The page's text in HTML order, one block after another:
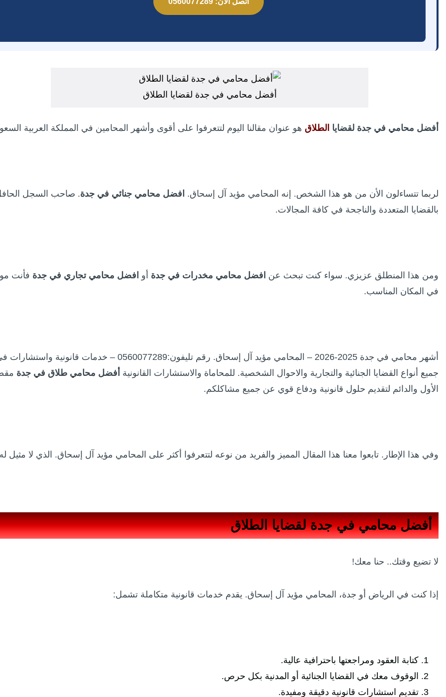
أفضل محامي في جدة لقضايا الطلاق
أفضل محامي في جدة لقضايا الطلاق هو عنوان مقالنا اليوم لتتعرفوا على أقوى وأشهر المحامين في المملكة العربية
لربما تتساءلون الأن من هو هذا الشخص. إنه المحامي مؤيد آل إسحاق. افضل محامي جنائي في جدة. صاحب السجل
بالقضايا المتعددة والناجحة في كافة المجالات.
ومن هذا المنطلق عزيزي. سواء كنت تبحث عن افضل محامي مخدرات في جدة أو افضل محامي تجاري في جدة فأنت
في المكان المناسب.
أشهر محامي في جدة 2025-2026 – المحامي مؤيد آل إسحاق. رقم تليفون:0560077289 – خدمات قانونية
جميع أنواع القضايا الجنائية والتجارية والاحوال الشخصية. للمحاماة والاستشارات القانونية أفضل محامي طلاق في جدة
الأول والدائم لتقديم حلول قانونية ودفاع قوي عن جميع مشاكلكم.
وفي هذا الإطار. تابعوا معنا هذا المقال المميز والفريد من نوعه لتتعرفوا أكثر على المحامي مؤيد آل إسحاق. الذي لا مثيل
أفضل محامي في جدة لقضايا الطلاق
لا تضيع وقتك.. حنا معك!
إذا كنت في الرياض أو جدة، المحامي مؤيد آل إسحاق. يقدم خدمات قانونية متكاملة تشمل:
كتابة العقود ومراجعتها باحترافية عالية.
الوقوف معك في القضايا الجنائية أو المدنية بكل حرص.
تقديم استشارات قانونية دقيقة ومفيدة.